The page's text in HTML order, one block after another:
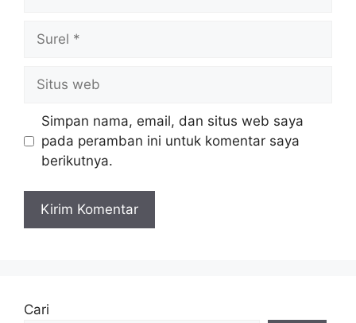
web
Simpan nama, email, dan situs web saya
pada peramban ini untuk komentar saya
berikutnya.
Cari